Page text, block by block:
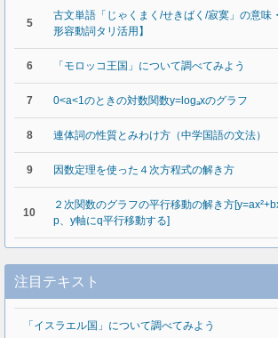
5
古文単語「じゃくまく/せきばく/寂寞」の意味
形容動詞タリ活用】
6 「モロッコ王国」について調べてみよう
7 0<a<1のときの対数関数y=logₐxのグラフ
8 連体詞の性質とみわけ方（中学国語の文法）
9 因数定理を使った４次方程式の解き方
10
２次関数のグラフの平行移動の解き方
p、y軸にq平行移動する]
注目テキスト
「イスラエル国」について調べてみよう